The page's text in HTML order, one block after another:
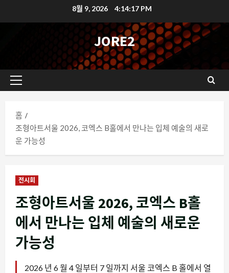
텐
가
8월 9, 2026 4:14:18 PM
JORE2
기
메
뉴
홈
조형아트서울 2026, 코엑스 B홀에서 만나는 입체 예술의 새로
운 가능성
전시회
조형아트서울 2026, 코엑스 B홀
에서 만나는 입체 예술의 새로운
가능성
2026 년 6 월 4 일부터 7 일까지 서울 코엑스 B 홀에서 열